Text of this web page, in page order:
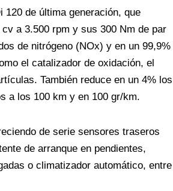
120 de última generación, que
a 3.500 rpm y sus 300 Nm de par
de nitrógeno (NOx) y en un 99,9%
el catalizador de oxidación, el
También reduce en un 4% los
a los 100 km y en 100 gr/km.
de serie sensores traseros
de arranque en pendientes,
o climatizador automático, entre